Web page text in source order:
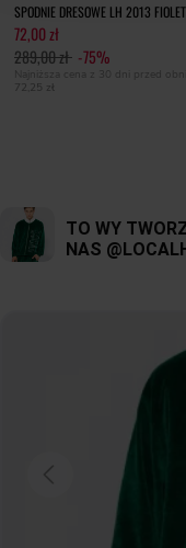
SPODNIE DRESOWE LH 2013
72,00 zł
289,00 zł -75%
Najniższa cena z 30 dni przed
72,25 zł